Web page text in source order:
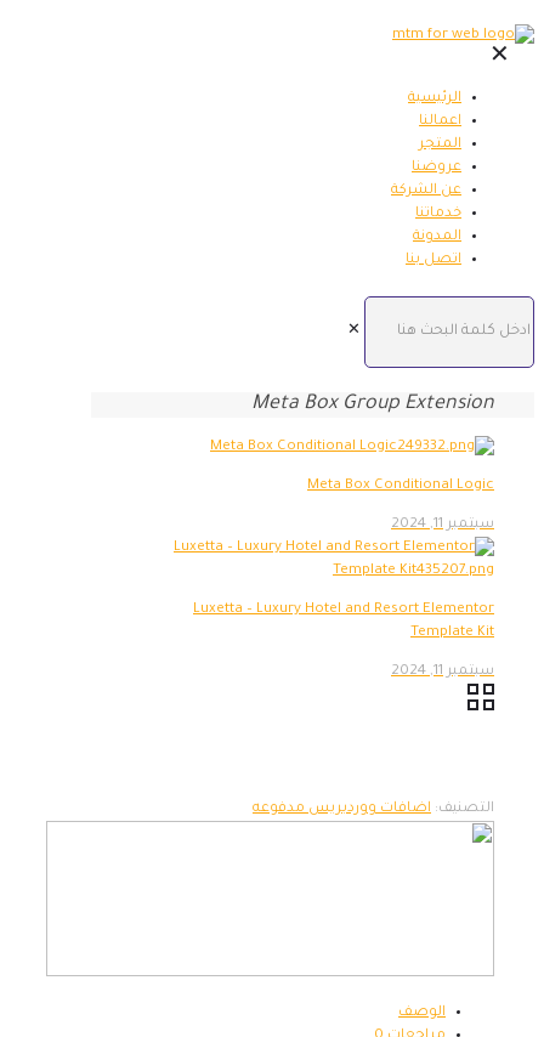
✕
الرئيسية
اعمالنا
المتجر
عروضنا
عن الشركة
خدماتنا
المدونة
اتصل بنا
✕
Meta Box Group Extension
Meta Box Conditional Logic
سبتمبر 11, 2024
Luxetta – Luxury Hotel and Resort Elementor
Template Kit
سبتمبر 11, 2024
التصنيف: اضافات ووردبريس مدفوعه
الوصف